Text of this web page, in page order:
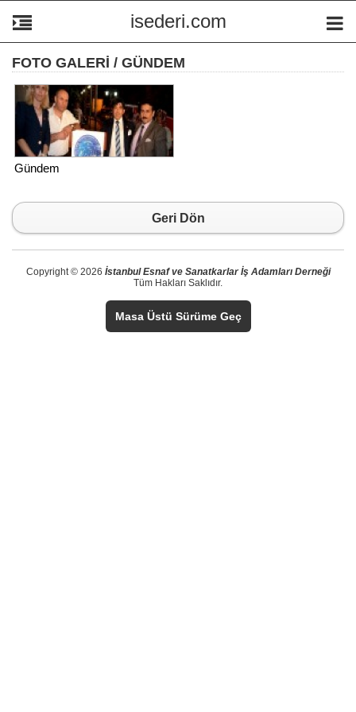
isederi.com
FOTO GALERİ / GÜNDEM
Gündem
Geri Dön
Copyright © 2026 İstanbul Esnaf ve Sanatkarlar İş Adamları Derneği
Tüm Hakları Saklıdır.
Masa Üstü Sürüme Geç